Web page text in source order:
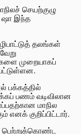
செயற்குழு
ஷா இந்த
தலங்கள்
முறையாகப்
பக்கத்தில்
பணம் வடிவிலான
மாநில
எனக் குறிப்பிட்டார்.
பெற்றுக்கொண்ட